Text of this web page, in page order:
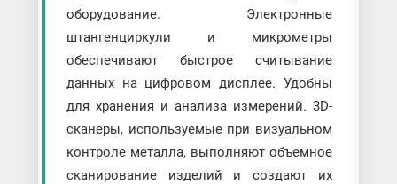
оборудование. Электронные
штангенциркули и микрометры
обеспечивают быстрое считывание
данных на цифровом дисплее. Удобны
для хранения и анализа измерений. 3D-
сканеры, используемые при визуальном
контроле металла, выполняют объемное
сканирование изделий и создают их